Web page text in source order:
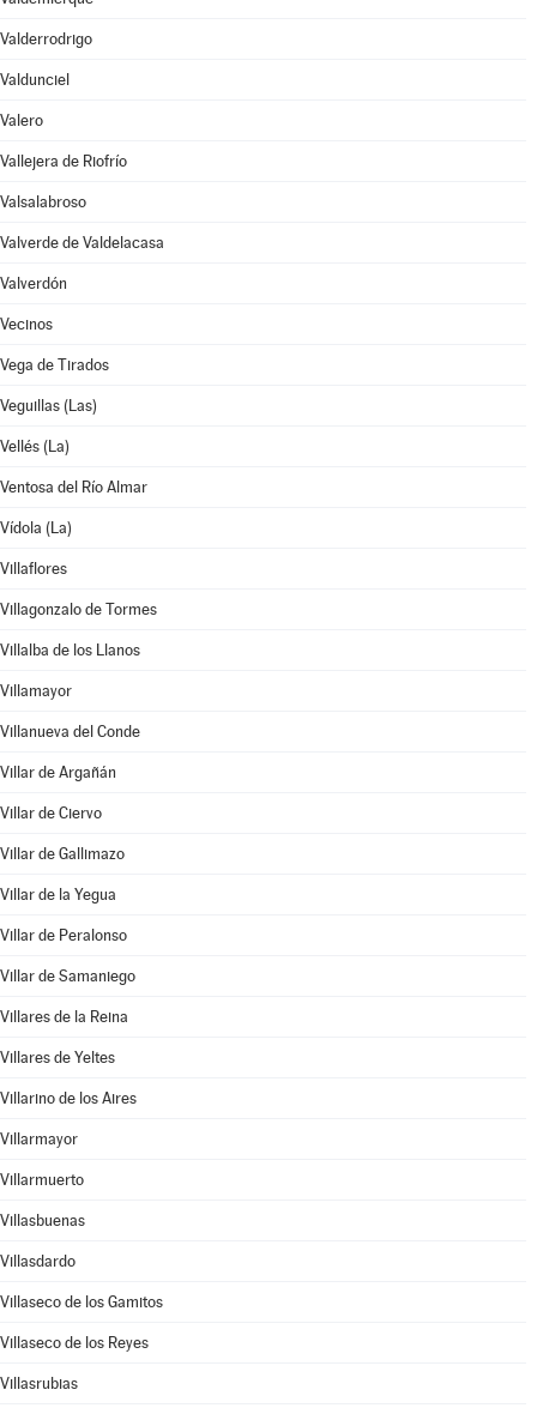
Valderrodrigo
Valdunciel
Valero
Vallejera de Riofrío
Valsalabroso
Valverde de Valdelacasa
Valverdón
Vecinos
Vega de Tirados
Veguillas (Las)
Vellés (La)
Ventosa del Río Almar
Vídola (La)
Villaflores
Villagonzalo de Tormes
Villalba de los Llanos
Villamayor
Villanueva del Conde
Villar de Argañán
Villar de Ciervo
Villar de Gallimazo
Villar de la Yegua
Villar de Peralonso
Villar de Samaniego
Villares de la Reina
Villares de Yeltes
Villarino de los Aires
Villarmayor
Villarmuerto
Villasbuenas
Villasdardo
Villaseco de los Gamitos
Villaseco de los Reyes
Villasrubias